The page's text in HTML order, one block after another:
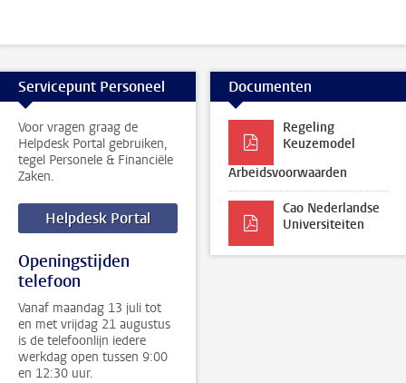
Servicepunt Personeel
Voor vragen graag de
Helpdesk Portal gebruiken,
tegel Personele & Financiële
Zaken.
Helpdesk Portal
Openingstijden
telefoon
Vanaf maandag 13 juli tot
en met vrijdag 21 augustus
is de telefoonlijn iedere
werkdag open tussen 9:00
en 12:30 uur.
Documenten
Regeling
Keuzemodel
Arbeidsvoorwaarden
Cao Nederlandse
Universiteiten